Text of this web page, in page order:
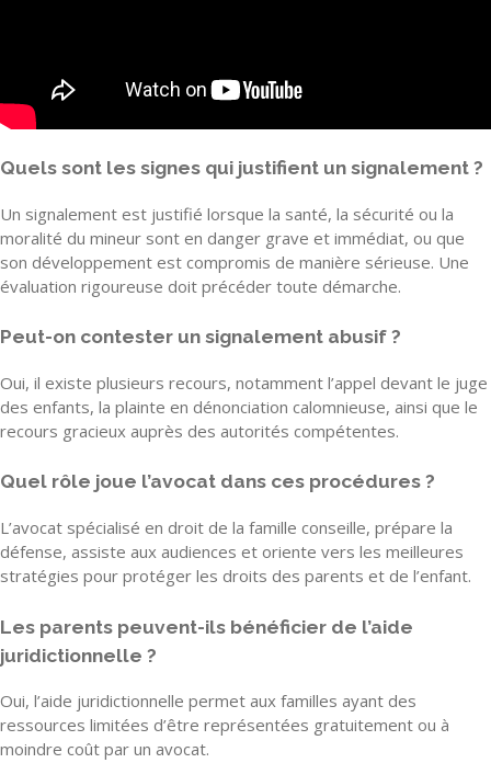
Quels sont les signes qui justifient un signalement ?
Un signalement est justifié lorsque la santé, la sécurité ou la
moralité du mineur sont en danger grave et immédiat, ou que
son développement est compromis de manière sérieuse. Une
évaluation rigoureuse doit précéder toute démarche.
Peut-on contester un signalement abusif ?
Oui, il existe plusieurs recours, notamment l’appel devant le juge
des enfants, la plainte en dénonciation calomnieuse, ainsi que le
recours gracieux auprès des autorités compétentes.
Quel rôle joue l’avocat dans ces procédures ?
L’avocat spécialisé en droit de la famille conseille, prépare la
défense, assiste aux audiences et oriente vers les meilleures
stratégies pour protéger les droits des parents et de l’enfant.
Les parents peuvent-ils bénéficier de l’aide
juridictionnelle ?
Oui, l’aide juridictionnelle permet aux familles ayant des
ressources limitées d’être représentées gratuitement ou à
moindre coût par un avocat.